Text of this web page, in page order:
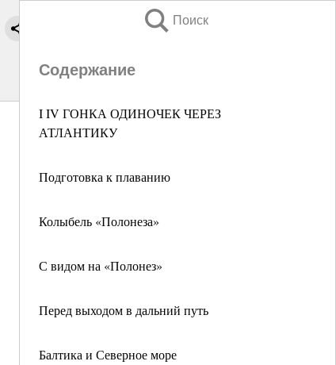
Поиск
Содержание
I IV ГОНКА ОДИНОЧЕК ЧЕРЕЗ
АТЛАНТИКУ
Подготовка к плаванию
Колыбель «Полонеза»
С видом на «Полонез»
Перед выходом в дальний путь
Балтика и Северное море